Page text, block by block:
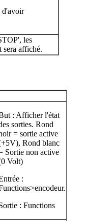
d'avoir
les
sera affiché.
: Afficher l'état
sorties. Rond
= sortie active
Rond blanc
Sortie non active
Volt)
:
: Functions